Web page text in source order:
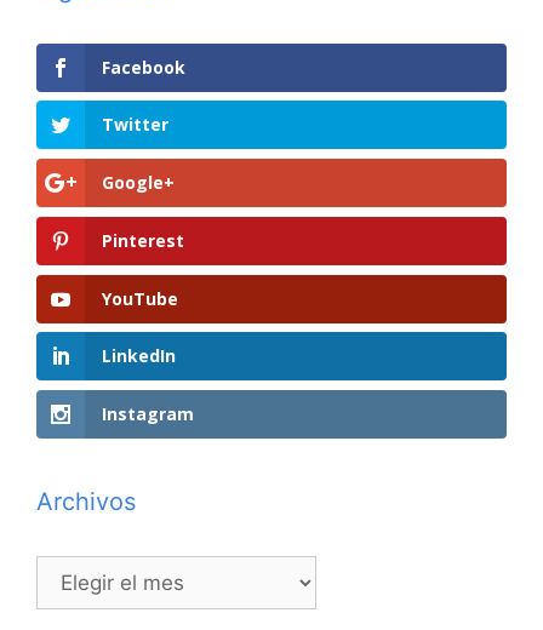
Facebook
Twitter
Google+
Pinterest
YouTube
LinkedIn
Instagram
Archivos
Archivos